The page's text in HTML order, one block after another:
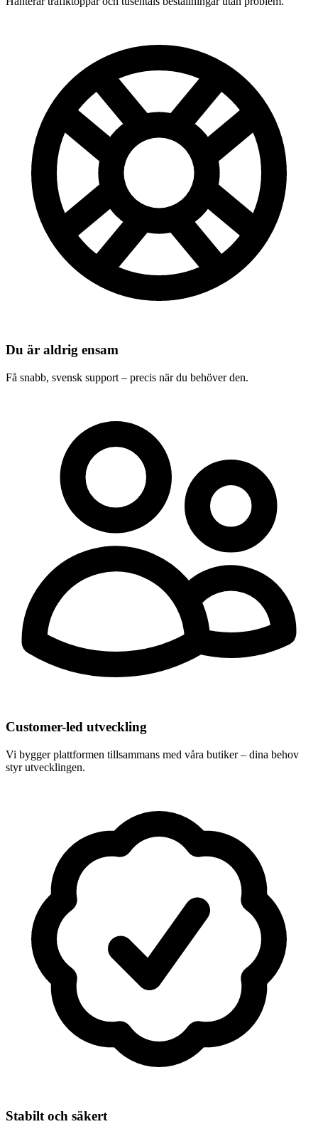
Du är aldrig ensam
Få snabb, svensk support – precis när du behöver den.
Customer-led utveckling
Vi bygger plattformen tillsammans med våra butiker – dina behov
styr utvecklingen.
Stabilt och säkert